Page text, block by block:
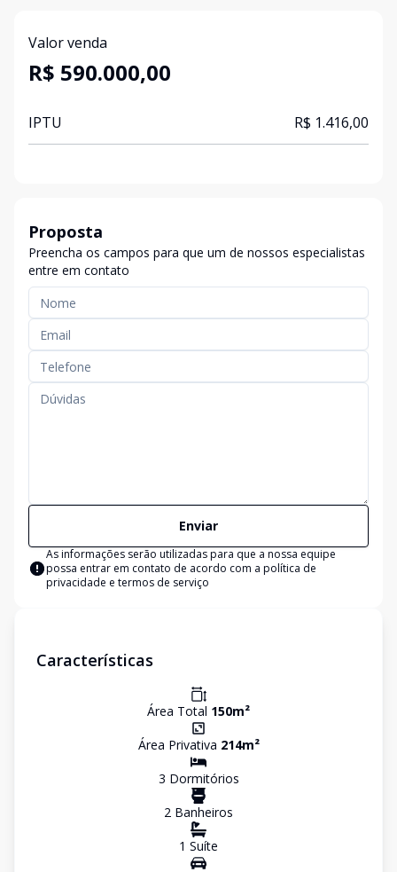
Valor venda
R$ 590.000,00
IPTU R$ 1.416,00
Proposta
Preencha os campos para que um de nossos especialistas
entre em contato
Enviar
As informações serão utilizadas para que a nossa equipe
possa entrar em contato de acordo com a política de
privacidade e termos de serviço
Características
Área Total 150m²
Área Privativa 214m²
3 Dormitórios
2 Banheiros
1 Suíte